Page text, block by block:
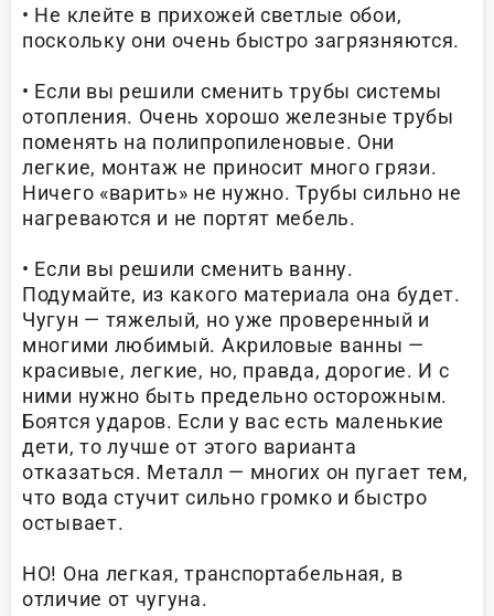
• Не клейте в прихожей светлые обои,
поскольку они очень быстро загрязняются.
• Если вы решили сменить трубы системы
отопления. Очень хорошо железные трубы
поменять на полипропиленовые. Они
легкие, монтаж не приносит много грязи.
Ничего «варить» не нужно. Трубы сильно не
нагреваются и не портят мебель.
• Если вы решили сменить ванну.
Подумайте, из какого материала она будет.
Чугун — тяжелый, но уже проверенный и
многими любимый. Акриловые ванны —
красивые, легкие, но, правда, дорогие. И с
ними нужно быть предельно осторожным.
Боятся ударов. Если у вас есть маленькие
дети, то лучше от этого варианта
отказаться. Металл — многих он пугает тем,
что вода стучит сильно громко и быстро
остывает.
НО! Она легкая, транспортабельная, в
отличие от чугуна.